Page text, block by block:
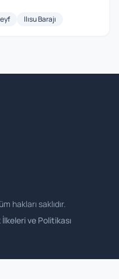
Ilısu Barajı
hakları saklıdır.
İlkeleri ve Politikası